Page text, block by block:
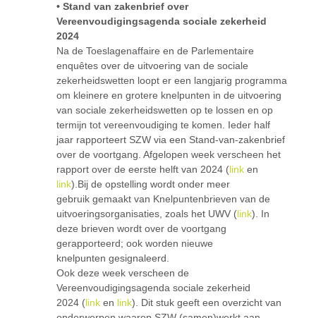
• Stand van zakenbrief over
Vereenvoudigingsagenda sociale zekerheid
2024
Na de Toeslagenaffaire en de Parlementaire
enquêtes over de uitvoering van de sociale
zekerheidswetten loopt er een langjarig programma
om kleinere en grotere knelpunten in de uitvoering
van sociale zekerheidswetten op te lossen en op
termijn tot vereenvoudiging te komen. Ieder half
jaar rapporteert SZW via een Stand-van-zakenbrief
over de voortgang. Afgelopen week verscheen het
rapport over de eerste helft van 2024 (link en
link).Bij de opstelling wordt onder meer
gebruik gemaakt van Knelpuntenbrieven van de
uitvoeringsorganisaties, zoals het UWV (link). In
deze brieven wordt over de voortgang
gerapporteerd; ook worden nieuwe
knelpunten gesignaleerd.
Ook deze week verscheen de
Vereenvoudigingsagenda sociale zekerheid
2024 (link en link). Dit stuk geeft een overzicht van